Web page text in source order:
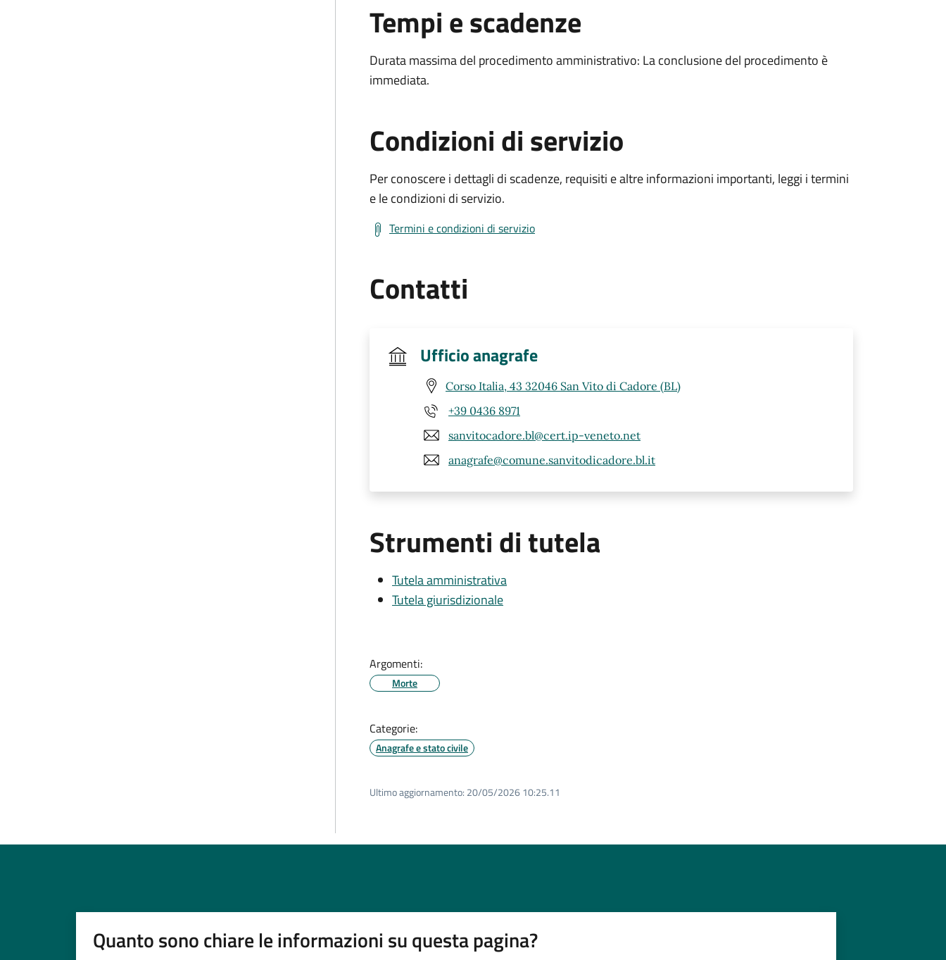
Tempi e scadenze
Durata massima del procedimento amministrativo: La conclusione del procedimento è
immediata.
Condizioni di servizio
Per conoscere i dettagli di scadenze, requisiti e altre informazioni importanti, leggi i termini
e le condizioni di servizio.
Termini e condizioni di servizio
Contatti
Ufficio anagrafe
Corso Italia, 43 32046 San Vito di Cadore (BL)
+39 0436 8971
sanvitocadore.bl@cert.ip-veneto.net
anagrafe@comune.sanvitodicadore.bl.it
Strumenti di tutela
Tutela amministrativa
Tutela giurisdizionale
Argomenti:
Morte
Categorie:
Anagrafe e stato civile
Ultimo aggiornamento: 20/05/2026 10:25.11
Quanto sono chiare le informazioni su questa pagina?